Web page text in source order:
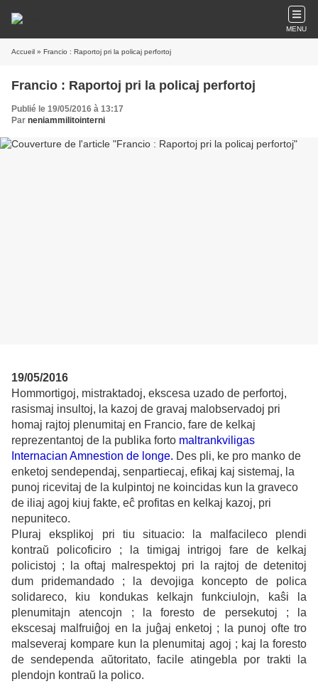
MENU
Accueil » Francio : Raportoj pri la policaj perfortoj
Francio : Raportoj pri la policaj perfortoj
Publié le 19/05/2016 à 13:17
Par neniammilitointerni
19/05/2016
Hommortigoj, mistraktadoj, ekscesa uzado de perfortoj,
rasismaj insultoj, la kazoj de gravaj malobservadoj pri
homaj rajtoj plenumitaj en Francio, fare de kelkaj
reprezentantoj de la publika forto maltrankviligas
Internacian Amnestion de longe. Des pli, ke pro manko de
enketoj sendependaj, senpartiecaj, efikaj kaj sistemaj, la
punoj ricevitaj de la kulpintoj ne koincidas kun la graveco
de iliaj agoj kiuj fakte, eĉ profitas en kelkaj kazoj, pri
nepuniteco.
Pluraj eksplikoj pri tiu situacio: la malfacileco plendi
kontraŭ policoficiro ; la timigaj intrigoj fare de kelkaj
policistoj ; la oftaj malrespektoj pri la rajtoj de detenitoj
dum pridemandado ; la devojiga koncepto de polica
solidareco, kiu kondukas kelkajn funkciulojn, kaŝi la
plenumitajn atencojn ; la foresto de persekutoj ; la
ekscesaj malfruiĝoj en la juĝaj enketoj ; la punoj ofte tro
malseveraj kompare kun la plenumitaj agoj ; kaj la foresto
de sendependa aŭtoritato, facile atingebla por trakti la
plendojn kontraŭ la polico.